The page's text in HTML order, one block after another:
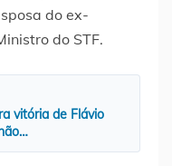
do ex-
do STF.
vitória de Flávio